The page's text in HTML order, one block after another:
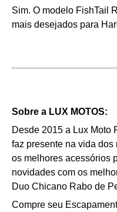
Sim. O modelo FishTail
mais desejados para
Sobre a LUX MOTOS:
Desde 2015 a Lux Moto
faz presente na vida
os melhores acessórios
novidades com os
Duo Chicano Rabo de
Compre seu